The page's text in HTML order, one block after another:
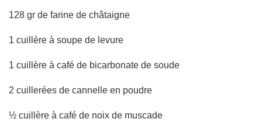
128 gr de farine de châtaigne
1 cuillère à soupe de levure
1 cuillère à café de bicarbonate de soude
2 cuillerées de cannelle en poudre
½ cuillère à café de noix de muscade